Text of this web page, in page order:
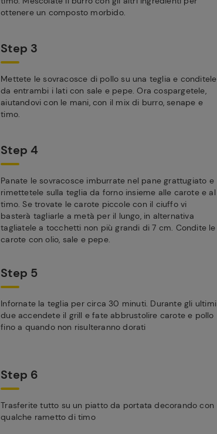
ottenere un composto morbido.
Step 3
Mettete le sovracosce di pollo su una teglia e conditele
da entrambi i lati con sale e pepe. Ora cospargetele,
aiutandovi con le mani, con il mix di burro, senape e
timo.
Step 4
Panate le sovracosce imburrate nel pane grattugiato e
rimettetele sulla teglia da forno insieme alle carote e al
timo. Se trovate le carote piccole con il ciuffo vi
basterà tagliarle a metà per il lungo, in alternativa
tagliatele a tocchetti non più grandi di 7 cm. Condite le
carote con olio, sale e pepe.
Step 5
Infornate la teglia per circa 30 minuti. Durante gli ultimi
due accendete il grill e fate abbrustolire carote e pollo
fino a quando non risulteranno dorati
Step 6
Trasferite tutto su un piatto da portata decorando con
qualche rametto di timo